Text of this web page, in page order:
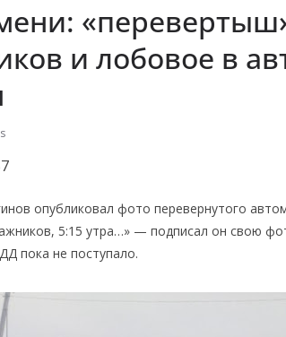
и лобовое в
опубликовал фото перевернутого
5:15 утра…» — подписал он свою
пока не поступало.